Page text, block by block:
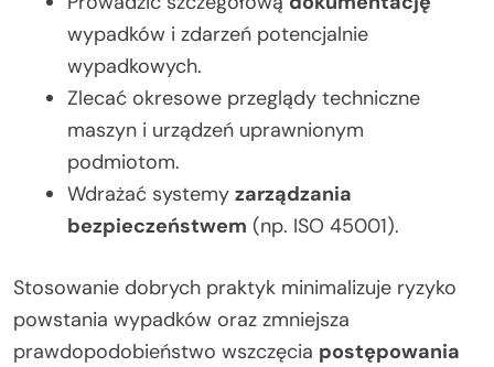
wypadków i zdarzeń potencjalnie
wypadkowych.
Zlecać okresowe przeglądy techniczne
maszyn i urządzeń uprawnionym
podmiotom.
Wdrażać systemy zarządzania
bezpieczeństwem (np. ISO 45001).
Stosowanie dobrych praktyk minimalizuje ryzyko
powstania wypadków oraz zmniejsza
prawdopodobieństwo wszczęcia postępowania